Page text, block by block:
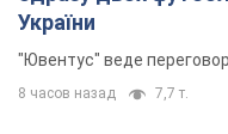
України
"Ювентус" веде
8 часов назад 7,7 т.